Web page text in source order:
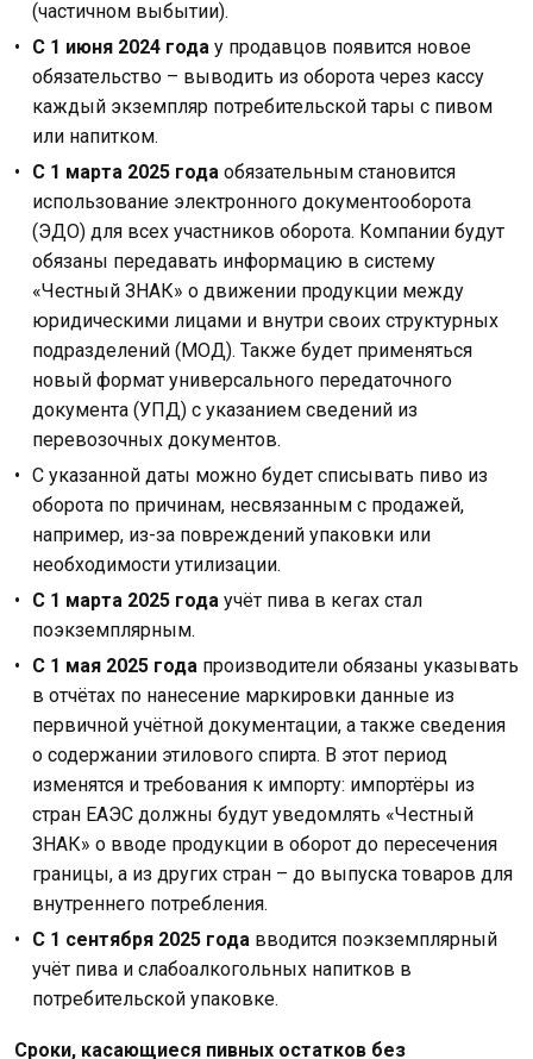
(частичном выбытии).
С 1 июня 2024 года у продавцов появится новое
обязательство – выводить из оборота через кассу
каждый экземпляр потребительской тары с пивом
или напитком.
С 1 марта 2025 года обязательным становится
использование электронного документооборота
(ЭДО) для всех участников оборота. Компании будут
обязаны передавать информацию в систему
«Честный ЗНАК» о движении продукции между
юридическими лицами и внутри своих структурных
подразделений (МОД). Также будет применяться
новый формат универсального передаточного
документа (УПД) с указанием сведений из
перевозочных документов.
С указанной даты можно будет списывать пиво из
оборота по причинам, несвязанным с продажей,
например, из-за повреждений упаковки или
необходимости утилизации.
С 1 марта 2025 года учёт пива в кегах стал
поэкземплярным.
С 1 мая 2025 года производители обязаны указывать
в отчётах по нанесение маркировки данные из
первичной учётной документации, а также сведения
о содержании этилового спирта. В этот период
изменятся и требования к импорту: импортёры из
стран ЕАЭС должны будут уведомлять «Честный
ЗНАК» о вводе продукции в оборот до пересечения
границы, а из других стран – до выпуска товаров для
внутреннего потребления.
С 1 сентября 2025 года вводится поэкземплярный
учёт пива и слабоалкогольных напитков в
потребительской упаковке.
Сроки, касающиеся пивных остатков без